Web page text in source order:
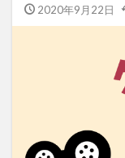
2020年9月22日